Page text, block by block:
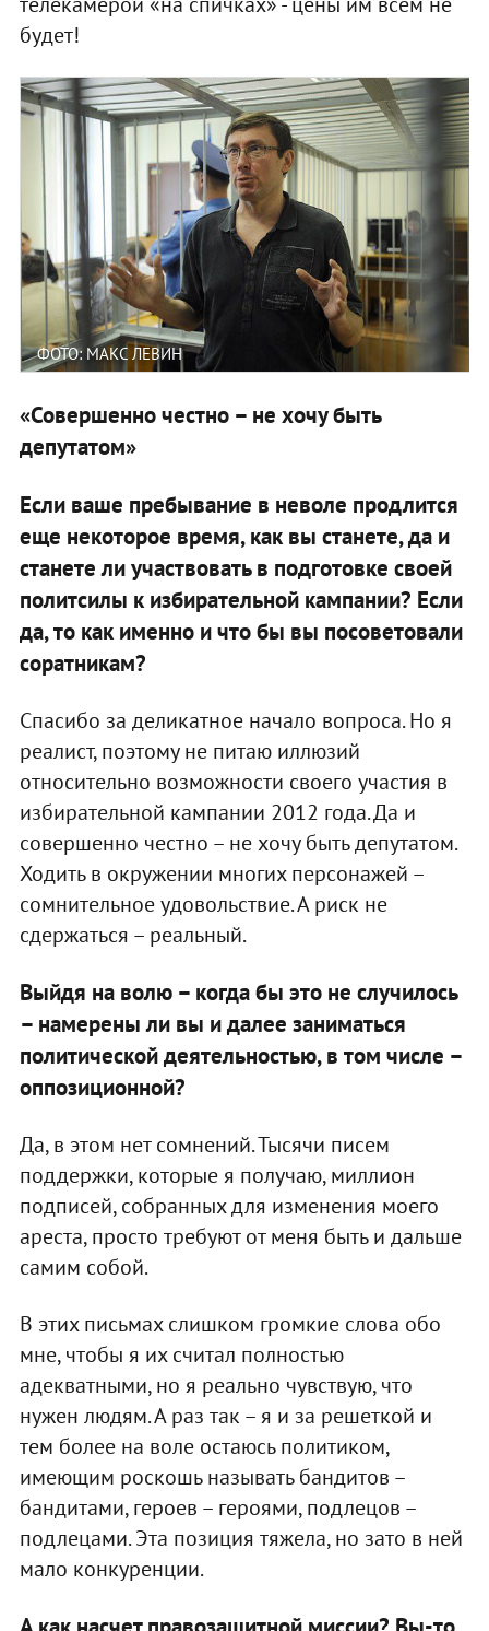
будет!
ФОТО: МАКС ЛЕВИН
«Совершенно честно – не хочу быть
депутатом»
Если ваше пребывание в неволе продлится
еще некоторое время, как вы станете, да и
станете ли участвовать в подготовке своей
политсилы к избирательной кампании? Если
да, то как именно и что бы вы посоветовали
соратникам?
Спасибо за деликатное начало вопроса. Но я
реалист, поэтому не питаю иллюзий
относительно возможности своего участия в
избирательной кампании 2012 года. Да и
совершенно честно – не хочу быть депутатом.
Ходить в окружении многих персонажей –
сомнительное удовольствие. А риск не
сдержаться – реальный.
Выйдя на волю – когда бы это не случилось
– намерены ли вы и далее заниматься
политической деятельностью, в том числе –
оппозиционной?
Да, в этом нет сомнений. Тысячи писем
поддержки, которые я получаю, миллион
подписей, собранных для изменения моего
ареста, просто требуют от меня быть и дальше
самим собой.
В этих письмах слишком громкие слова обо
мне, чтобы я их считал полностью
адекватными, но я реально чувствую, что
нужен людям. А раз так – я и за решеткой и
тем более на воле остаюсь политиком,
имеющим роскошь называть бандитов –
бандитами, героев – героями, подлецов –
подлецами. Эта позиция тяжела, но зато в ней
мало конкуренции.